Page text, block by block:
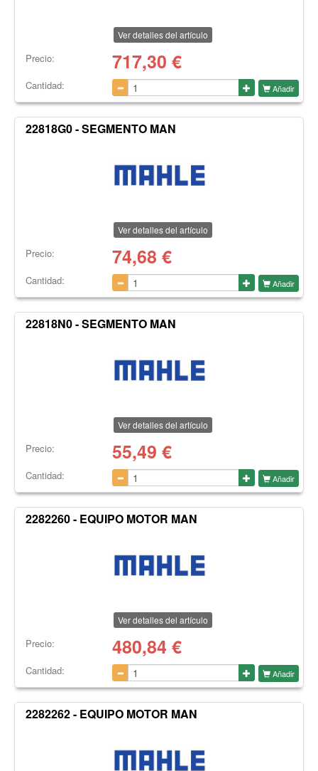
Ver detalles del artículo
Precio: 717,30 €
Cantidad: Añadir
22818G0 - SEGMENTO MAN
Ver detalles del artículo
Precio: 74,68 €
Cantidad: Añadir
22818N0 - SEGMENTO MAN
Ver detalles del artículo
Precio: 55,49 €
Cantidad: Añadir
2282260 - EQUIPO MOTOR MAN
Ver detalles del artículo
Precio: 480,84 €
Cantidad: Añadir
2282262 - EQUIPO MOTOR MAN